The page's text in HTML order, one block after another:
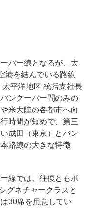
バー線となるが、太
港を結んでいる路線
平洋地区 統括支社長
ンクーバー間のみの
米大陸の各都市へ向
時間が短めで、第三
成田（東京）とバン
路線の大きな特徴
線では、往復ともボ
グネチャークラスと
30席を用意してい